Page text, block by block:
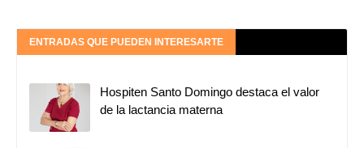
ENTRADAS QUE PUEDEN INTERESARTE
Hospiten Santo Domingo destaca el valor
de la lactancia materna